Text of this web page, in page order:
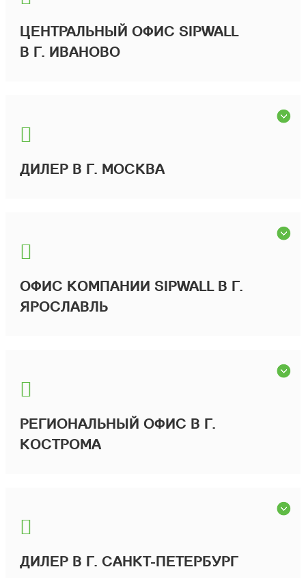
ЦЕНТРАЛЬНЫЙ ОФИС SIPWALL
В Г. ИВАНОВО
ДИЛЕР В Г. МОСКВА
ОФИС КОМПАНИИ SIPWALL В Г.
ЯРОСЛАВЛЬ
РЕГИОНАЛЬНЫЙ ОФИС В Г.
КОСТРОМА
ДИЛЕР В Г. САНКТ-ПЕТЕРБУРГ